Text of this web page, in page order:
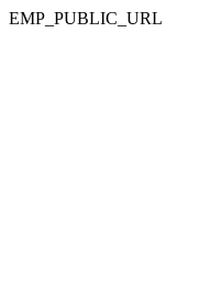
EMP_PUBLIC_URL